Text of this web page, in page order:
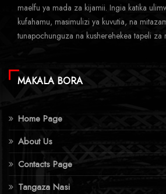
maelfu ya mada za kijamii. Ingia katika
kufahamu, masimulizi ya kuvutia, na
tunapochunguza na kusherehekea tapeli za
MAKALA BORA
Home Page
About Us
Contacts Page
Tangaza Nasi